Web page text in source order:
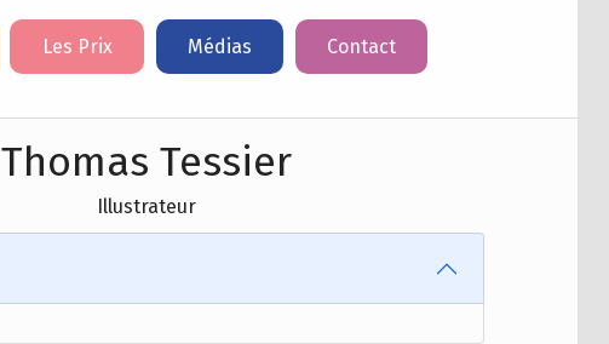
Les Prix Médias Contact
Thomas Tessier
Illustrateur